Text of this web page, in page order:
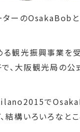
ーのOsakaBobと
観光振興事業を受
、大阪観光局の公
で
結構いろいろなと